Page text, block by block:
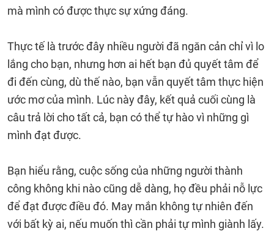
mà mình có được thực sự xứng đáng.
Thực tế là trước đây nhiều người đã ngăn cản chỉ vì lo
lắng cho bạn, nhưng hơn ai hết bạn đủ quyết tâm để
đi đến cùng, dù thế nào, bạn vẫn quyết tâm thực hiện
ước mơ của mình. Lúc này đây, kết quả cuối cùng là
câu trả lời cho tất cả, bạn có thể tự hào vì những gì
mình đạt được.
Bạn hiểu rằng, cuộc sống của những người thành
công không khi nào cũng dễ dàng, họ đều phải nỗ lực
để đạt được điều đó. May mắn không tự nhiên đến
với bất kỳ ai, nếu muốn thì cần phải tự mình giành lấy.